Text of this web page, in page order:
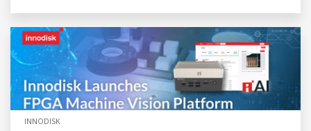
INNODISK